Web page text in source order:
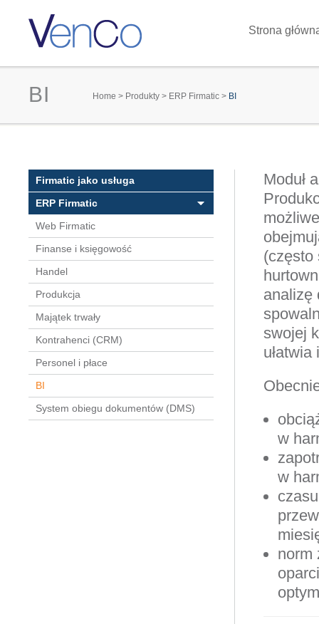
Strona
BI You are here
Home > Produkty > ERP Firmatic > BI
Firmatic jako usługa
ERP Firmatic
Web Firmatic
Finanse i księgowość
Handel
Produkcja
Majątek trwały
Kontrahenci (CRM)
Personel i płace
BI
System obiegu dokumentów (DMS)
Moduł
(często
analizę
swojej
w
w
norm